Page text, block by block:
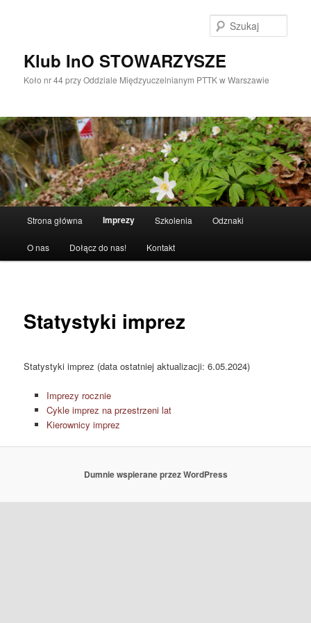
Klub InO STOWARZYSZE
Koło nr 44 przy Oddziale Międzyuczelnianym PTTK w Warszawie
Strona główna Imprezy Szkolenia Odznaki
O nas Dołącz do nas! Kontakt
Statystyki imprez
Statystyki imprez (data ostatniej aktualizacji: 6.05.2024)
Imprezy rocznie
Cykle imprez na przestrzeni lat
Kierownicy imprez
Dumnie wspierane przez WordPress